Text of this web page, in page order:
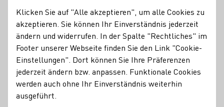
In einem einzigartigen Ambiente verweilen und
entspannen; den Stress des Alltags für einen Augenblick
vergessen; sich mit einem guten Glas Wein oder Sekt
zurücklehnen und den Moment genießen; sich eine Auszeit
gönnen. Dazu laden wir Sie von Mai bis Oktober jeden Tag
beim Weinsommer ein. Im Herzen der Sächsischen
Weinstraße erleben Sie Genuss in seiner schönsten Form:
Klicken Sie auf "Alle akzeptieren", um alle Cookies zu
akzeptieren. Sie können Ihr Einverständnis jederzeit
ändern und widerrufen. In der Spalte "Rechtliches" im
Footer unserer Webseite finden Sie den Link "Cookie-
Einstellungen". Dort können Sie Ihre Präferenzen
jederzeit ändern bzw. anpassen. Funktionale Cookies
werden auch ohne Ihr Einverständnis weiterhin
ausgeführt.